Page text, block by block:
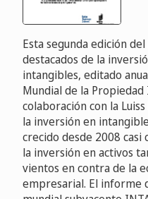
Esta segunda edición
destacados de la
intangibles, editado
Mundial de la
colaboración con la
la inversión en
crecido desde 2008 casi
la inversión en activos
vientos en contra de la
empresarial. El informe